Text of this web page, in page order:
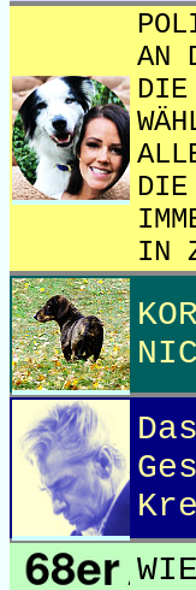
AN
DIE
DIE
IN